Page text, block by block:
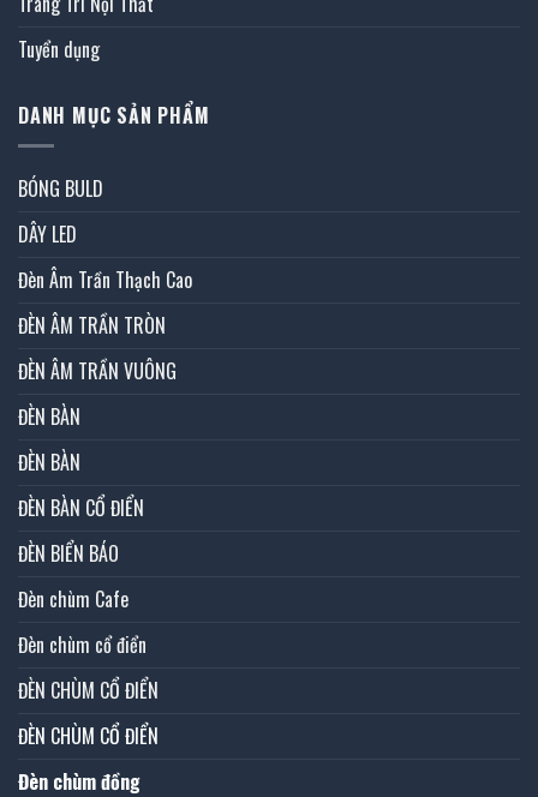
Tuyển dụng
DANH MỤC SẢN PHẨM
BÓNG BULD
DÂY LED
Đèn Âm Trần Thạch Cao
ĐÈN ÂM TRẦN TRÒN
ĐÈN ÂM TRẦN VUÔNG
ĐÈN BÀN
ĐÈN BÀN
ĐÈN BÀN CỔ ĐIỂN
ĐÈN BIỂN BÁO
Đèn chùm Cafe
Đèn chùm cổ điển
ĐÈN CHÙM CỔ ĐIỂN
ĐÈN CHÙM CỔ ĐIỂN
Đèn chùm đồng